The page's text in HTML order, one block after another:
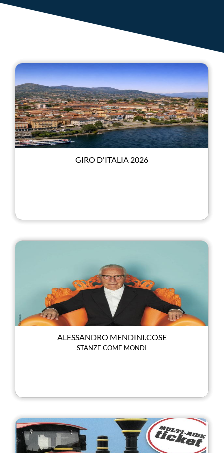
GIRO D'ITALIA 2026
ALESSANDRO MENDINI.COSE
STANZE COME MONDI